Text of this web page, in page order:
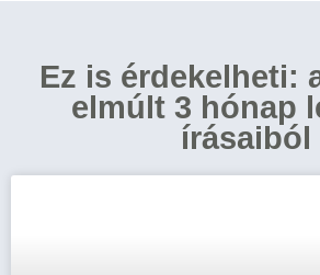
Ez is érdekelheti:
elmúlt 3 hónap
írásaiból